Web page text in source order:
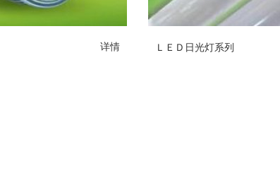
ＬＥＤ日光灯系列